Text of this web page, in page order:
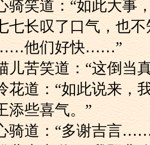
方心骑笑道：“如此大
朱七七长叹了口气，
他们好快……”
熊猫儿苦笑道：“这倒
王怜花道：“如此说来
添些喜气。”
方心骑道：“多谢吉